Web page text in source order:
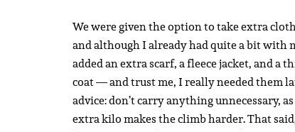
We were given the option to take extra
and although I already had quite a bit with
added an extra scarf, a fleece jacket, and a
coat — and trust me, I really needed them
advice: don’t carry anything unnecessary,
extra kilo makes the climb harder. That